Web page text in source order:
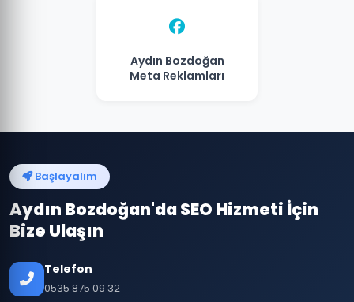
Aydın Bozdoğan
Meta Reklamları
Başlayalım
Aydın Bozdoğan'da SEO Hizmeti İçin
Bize Ulaşın
Telefon
0535 875 09 32